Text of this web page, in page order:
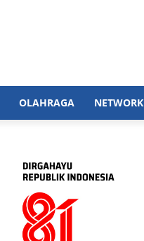
OLAHRAGA NETWORK